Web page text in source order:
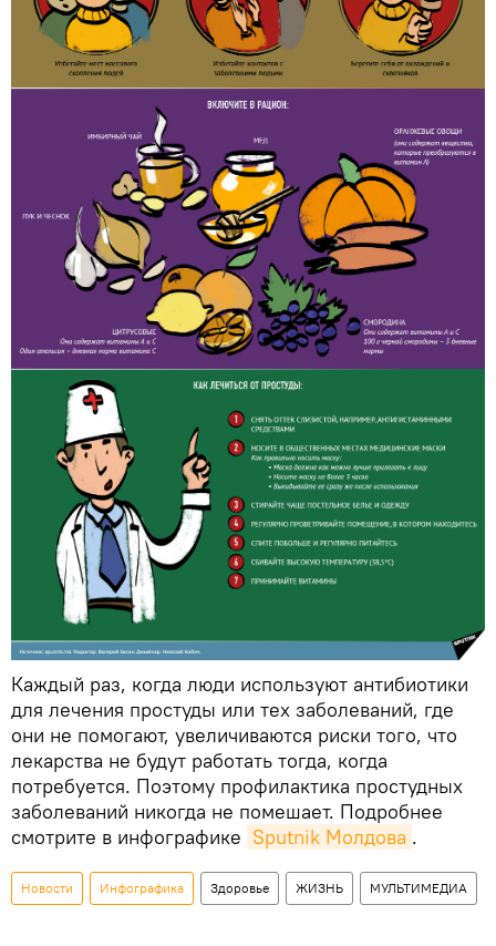
Каждый раз, когда люди используют антибиотики
для лечения простуды или тех заболеваний, где
они не помогают, увеличиваются риски того, что
лекарства не будут работать тогда, когда
потребуется. Поэтому профилактика простудных
заболеваний никогда не помешает. Подробнее
смотрите в инфографике Sputnik Молдова .
Новости Инфографика Здоровье ЖИЗНЬ МУЛЬТИМЕДИА